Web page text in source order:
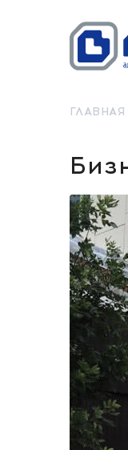
ГЛАВНАЯ